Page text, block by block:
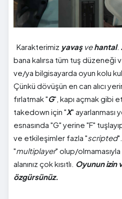
Karakterimiz yavaş vehantal.
bana kalırsa tüm tuş düzeneği
ve/ya bilgisayarda oyun kolu
Çünkü dövüşün en can alıcı
fırlatmak "G", kapı açmak gibi
takedown için "X" ayarlanması
esnasında "G" yerine "F"
ve etkileşimler fazla "scripted
"multiplayer" olup/
alanınız çok kısıtlı. Oyunun izin
özgürsünüz.